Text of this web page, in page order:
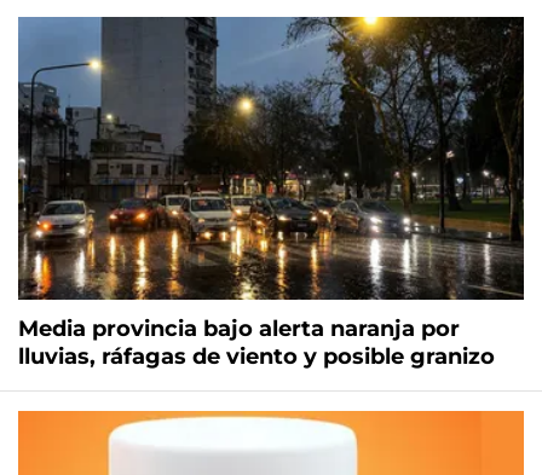
Media provincia bajo alerta naranja por
lluvias, ráfagas de viento y posible granizo